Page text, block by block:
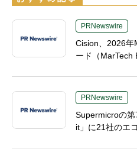
PRNewswire
Cision、2026年
ード（MarTech
PRNewswire
Supermicroの
it」に21社のエ